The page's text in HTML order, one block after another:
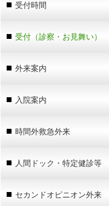
受付時間
受付（診察・お見舞い）
外来案内
入院案内
時間外救急外来
人間ドック・特定健診等
セカンドオピニオン外来